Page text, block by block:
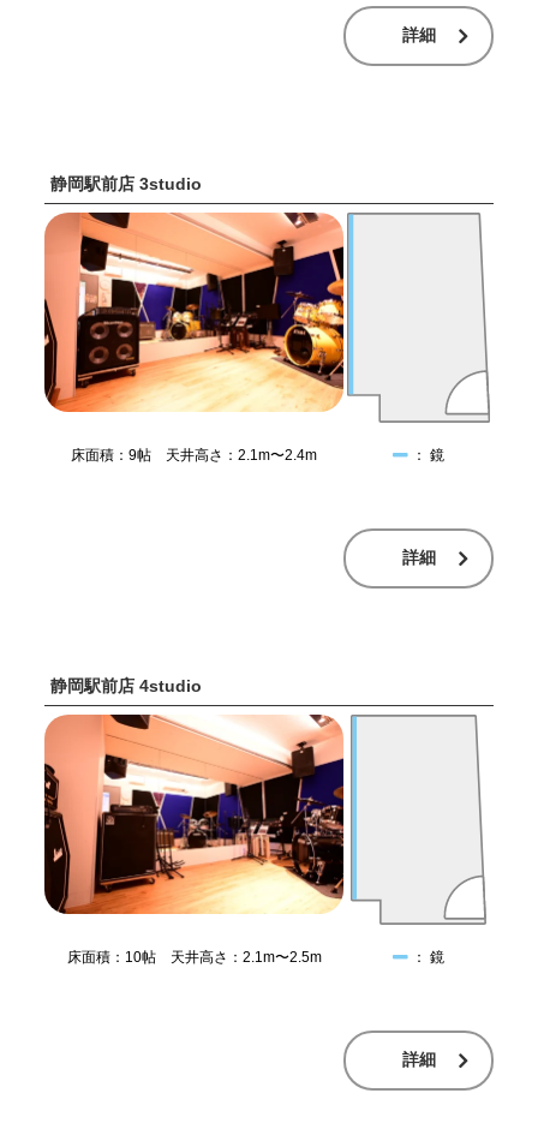
詳細
静岡駅前店 3studio
床面積：9帖 天井高さ：2.1m〜2.4m ： 鏡
詳細
静岡駅前店 4studio
床面積：10帖 天井高さ：2.1m〜2.5m ： 鏡
詳細